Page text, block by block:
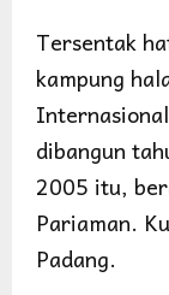
Tersentak
kampung
dibangun
2005 itu,
Pariaman.
Padang.